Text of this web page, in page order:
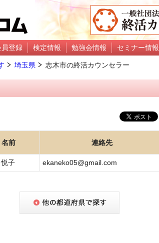
員登録 検定情報 勉強会情報 セミナー情報
埼玉県 志木市の終活カウンセラー
名前 連絡先
子 ekaneko05@gmail.com